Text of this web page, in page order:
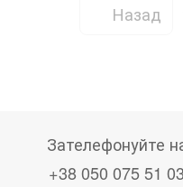
Назад
Зателефонуйте
+38 050 075 51 03